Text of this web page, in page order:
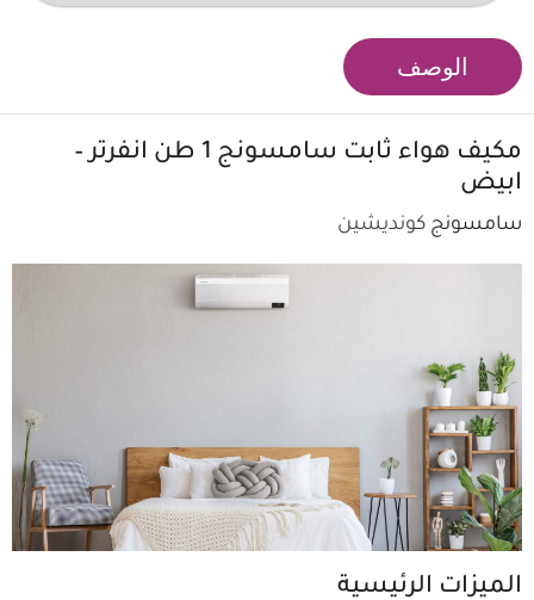
الوصف
مكيف هواء ثابت سامسونج
1 طن انفرتر –
ابيض
سامسونج كونديشين
الميزات الرئيسية